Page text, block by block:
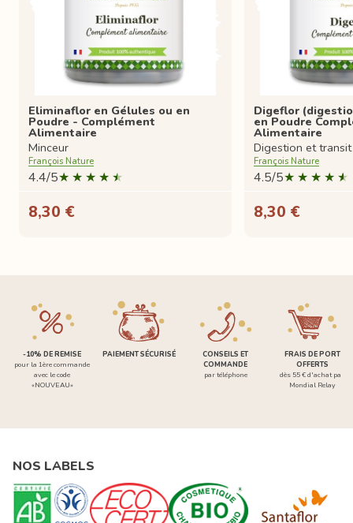
Eliminaflor en Gélules ou en
Poudre - Complément
Alimentaire
Minceur
François Nature
4.4/5
8,30 €
Digeflor
en Poudre
Alimentaire
Digestion et transit
François Nature
4.5/5
8,30 €
-10% DE REMISE
pour la 1ère commande
avec le code
«NOUVEAU»
PAIEMENT SÉCURISÉ
CONSEILS ET
COMMANDE
par téléphone
FRAIS DE PORT
OFFERTS
dès 55 € d'achat par
Mondial Relay
NOS LABELS